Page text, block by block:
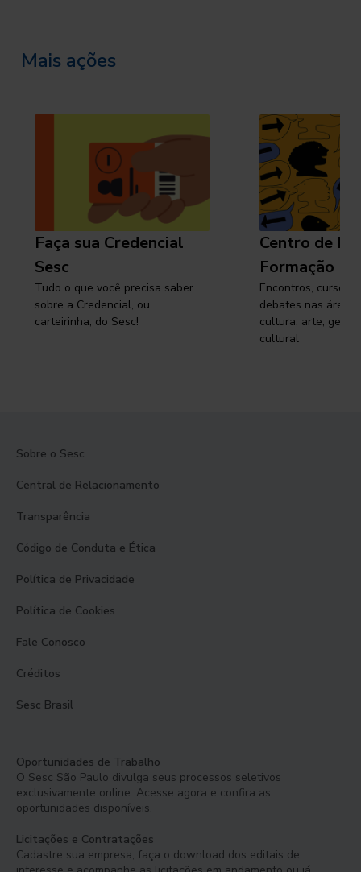
Mais ações
Faça sua Credencial
Sesc
Tudo o que você precisa saber
sobre a Credencial, ou
carteirinha, do Sesc!
Centro de
Formação
Encontros, cursos,
debates nas áreas
cultura, arte,
cultural
Sobre o Sesc
Central de Relacionamento
Transparência
Código de Conduta e Ética
Política de Privacidade
Política de Cookies
Fale Conosco
Créditos
Sesc Brasil
Oportunidades de Trabalho
O Sesc São Paulo divulga seus processos seletivos
exclusivamente online. Acesse agora e confira as
oportunidades disponíveis.
Licitações e Contratações
Cadastre sua empresa, faça o download dos editais de